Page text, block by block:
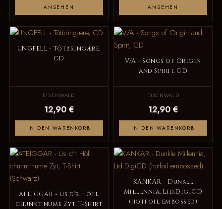
ANSEHEN ANSEHEN
UNGFELL - Tôtbringære,
CD
EISENWALD
12,90 €
IN DEN WARENKORB
V/A - Songs of Origin
and Spirit, CD
EISENWALD
12,90 €
IN DEN WARENKORB
ATEIGGÄR - Us d‘r Höll
chunnt nume Zyt, T-Shirt
KANKAR - Dunkle
Millennia, Ltd.DigiCD
(hotfoil embossed)